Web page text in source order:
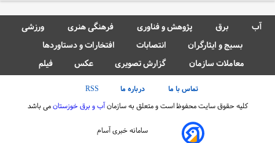
آب برق پژوهش و فناوری فرهنگی هنری
ورزشی
بسیج و ایثارگران
انتصابات
افتخارات و دستاوردها
معاملات سازمان
گزارش تصویری عکس فیلم
تماس با ما درباره ما
RSS
کلیه حقوق سایت محفوظ است و متعلق به سازمانآب و برق خوزستانمی باشد
سامانه خبری آسام